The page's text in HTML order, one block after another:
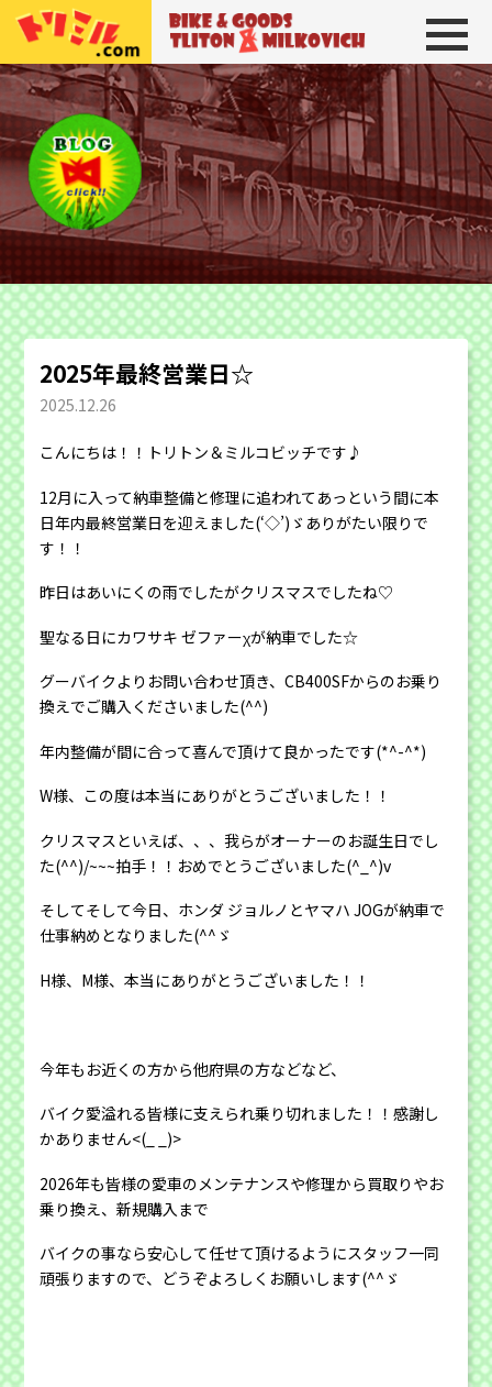
トリトン＆ミルコビッチ BIKE＆
2025年最終営業日☆
2025.12.26
こんにちは！！トリトン＆ミルコビッチです♪
12月に入って納車整備と修理に追われてあっという間に本
日年内最終営業日を迎えました(‘◇’)ゞありがたい限りで
す！！
昨日はあいにくの雨でしたがクリスマスでしたね♡
聖なる日にカワサキ ゼファーχが納車でした☆
グーバイクよりお問い合わせ頂き、CB400SFからのお乗り
換えでご購入くださいました(^^)
年内整備が間に合って喜んで頂けて良かったです(*^-^*)
W様、この度は本当にありがとうございました！！
クリスマスといえば、、、我らがオーナーのお誕生日でし
た(^^)/~~~拍手！！おめでとうございました(^_^)v
そしてそして今日、ホンダ ジョルノとヤマハ JOGが納車で
仕事納めとなりました(^^ゞ
H様、M様、本当にありがとうございました！！
今年もお近くの方から他府県の方などなど、
バイク愛溢れる皆様に支えられ乗り切れました！！感謝し
かありません<(_ _)>
2026年も皆様の愛車のメンテナンスや修理から買取りやお
乗り換え、新規購入まで
バイクの事なら安心して任せて頂けるようにスタッフ一同
頑張りますので、どうぞよろしくお願いします(^^ゞ